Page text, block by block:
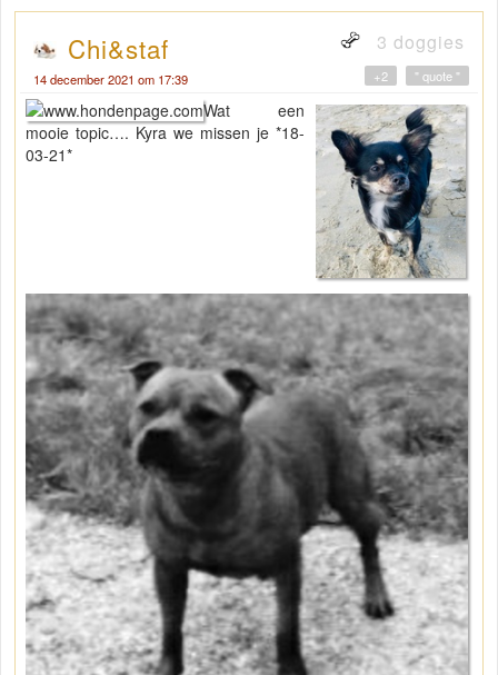
Chi&staf 3 doggies
14 december 2021 om 17:39 " quote "
+2
Wat een
mooie topic…. Kyra we missen je *18-
03-21*